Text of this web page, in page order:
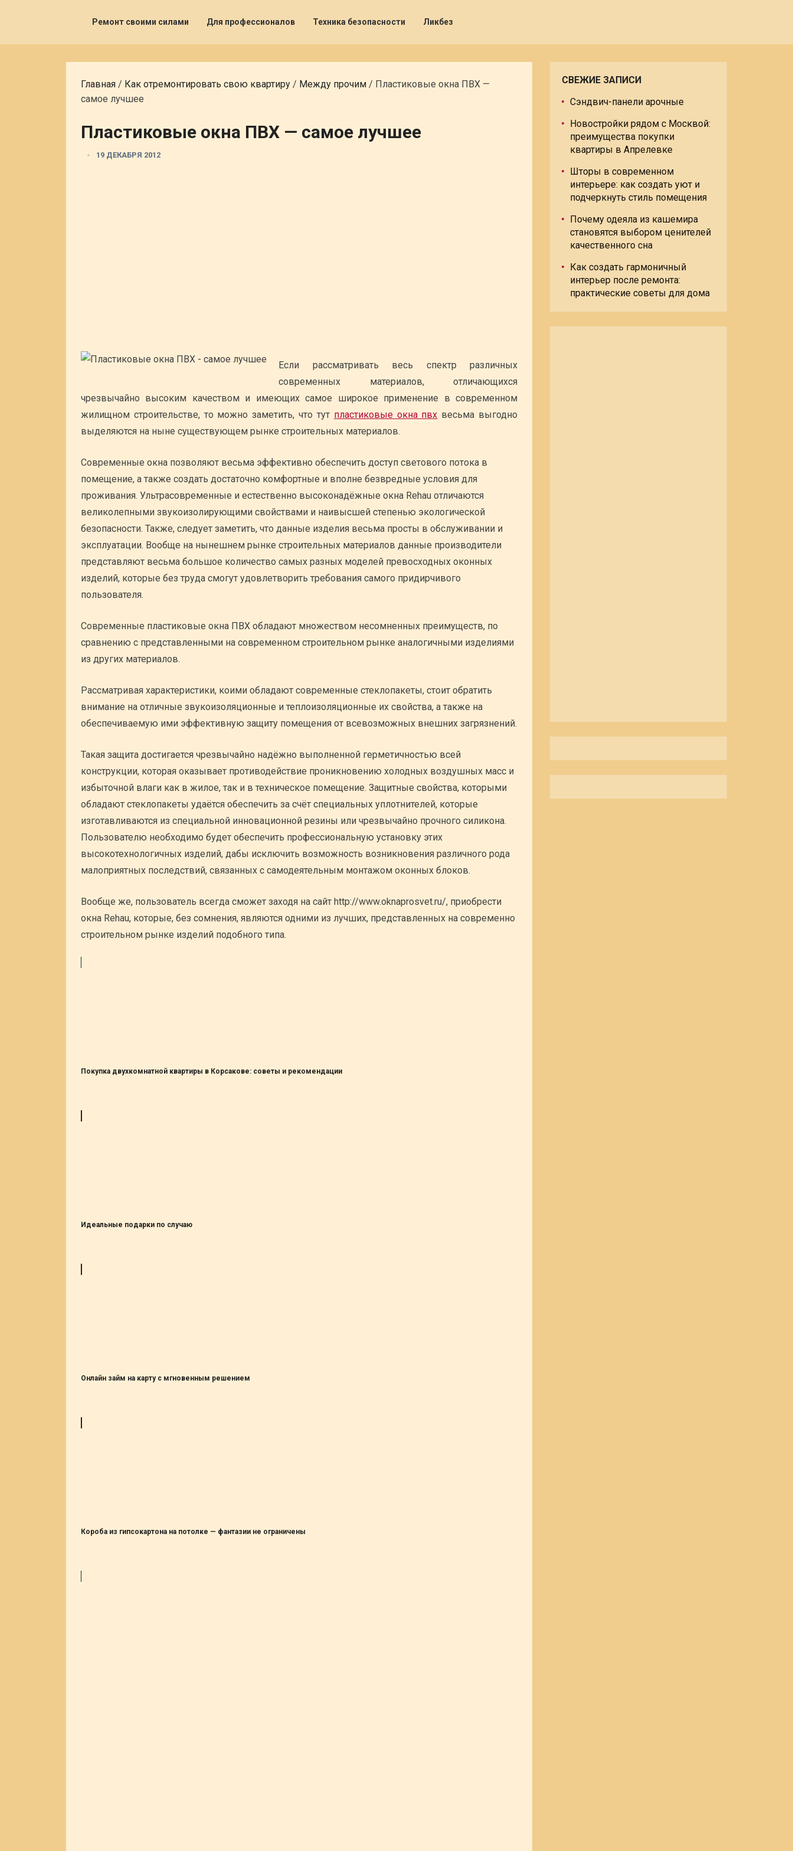
Ремонт своими силами Для профессионалов Техника безопасности Ликбез
Главная / Как отремонтировать свою квартиру / Между прочим / Пластиковые окна ПВХ —
самое лучшее
Пластиковые окна ПВХ — самое лучшее
19 ДЕКАБРЯ 2012
Если рассматривать весь спектр различных
современных материалов, отличающихся
чрезвычайно высоким качеством и имеющих самое широкое применение в современном
жилищном строительстве, то можно заметить, что тут пластиковые окна пвх весьма выгодно
выделяются на ныне существующем рынке строительных материалов.
Современные окна позволяют весьма эффективно обеспечить доступ светового потока в
помещение, а также создать достаточно комфортные и вполне безвредные условия для
проживания. Ультрасовременные и естественно высоконадёжные окна Rehau отличаются
великолепными звукоизолирующими свойствами и наивысшей степенью экологической
безопасности. Также, следует заметить, что данные изделия весьма просты в обслуживании и
эксплуатации. Вообще на нынешнем рынке строительных материалов данные производители
представляют весьма большое количество самых разных моделей превосходных оконных
изделий, которые без труда смогут удовлетворить требования самого придирчивого
пользователя.
Современные пластиковые окна ПВХ обладают множеством несомненных преимуществ, по
сравнению с представленными на современном строительном рынке аналогичными изделиями
из других материалов.
Рассматривая характеристики, коими обладают современные стеклопакеты, стоит обратить
внимание на отличные звукоизоляционные и теплоизоляционные их свойства, а также на
обеспечиваемую ими эффективную защиту помещения от всевозможных внешних загрязнений.
Такая защита достигается чрезвычайно надёжно выполненной герметичностью всей
конструкции, которая оказывает противодействие проникновению холодных воздушных масс и
избыточной влаги как в жилое, так и в техническое помещение. Защитные свойства, которыми
обладают стеклопакеты удаётся обеспечить за счёт специальных уплотнителей, которые
изготавливаются из специальной инновационной резины или чрезвычайно прочного силикона.
Пользователю необходимо будет обеспечить профессиональную установку этих
высокотехнологичных изделий, дабы исключить возможность возникновения различного рода
малоприятных последствий, связанных с самодеятельным монтажом оконных блоков.
Вообще же, пользователь всегда сможет заходя на сайт http://www.oknaprosvet.ru/, приобрести
окна Rehau, которые, без сомнения, являются одними из лучших, представленных на современно
строительном рынке изделий подобного типа.
Покупка двухкомнатной квартиры в Корсакове: советы и рекомендации
Идеальные подарки по случаю
Онлайн займ на карту с мгновенным решением
Короба из гипсокартона на потолке — фантазии не ограничены
СВЕЖИЕ ЗАПИСИ
Сэндвич-панели арочные
Новостройки рядом с Москвой:
преимущества покупки
квартиры в Апрелевке
Шторы в современном
интерьере: как создать уют и
подчеркнуть стиль помещения
Почему одеяла из кашемира
становятся выбором ценителей
качественного сна
Как создать гармоничный
интерьер после ремонта:
практические советы для дома